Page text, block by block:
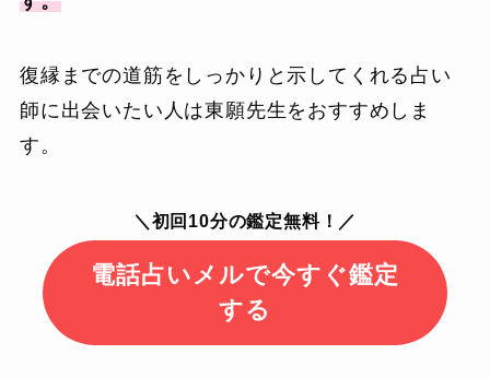
復縁までの道筋をしっかりと示してくれる占い
師に出会いたい人は東願先生をおすすめしま
す。
＼初回10分の鑑定無料！／
電話占いメルで今すぐ鑑定
する